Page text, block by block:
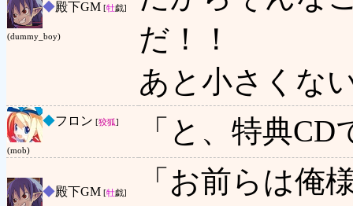
◆殿下GM [牡戯]
(dummy_boy)
だ！！
あと小さくな
◆フロン [狡狐]
(mob)
「と、特典
◆殿下GM [牡戯]
「お前らは俺